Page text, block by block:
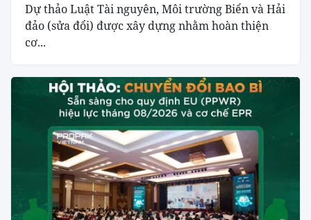
Dự thảo Luật Tài nguyên, Môi trường Biển và Hải
đảo (sửa đổi) được xây dựng nhằm hoàn thiện
cơ...